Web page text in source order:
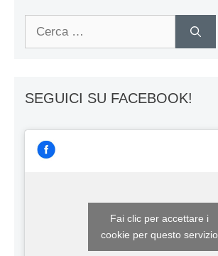
Ricerca
SEGUICI SU FACEBOOK!
Fai clic per accettare i
cookie per questo servizio